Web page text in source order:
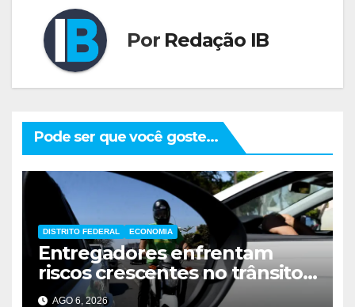
Por Redação IB
Pode ser que você goste...
DISTRITO FEDERAL ECONOMIA
Entregadores enfrentam
riscos crescentes no trânsito
de Brasília
AGO 6, 2026